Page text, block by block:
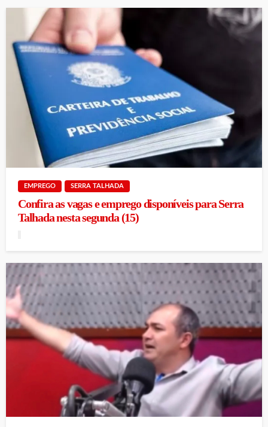
EMPREGO SERRA TALHADA
Confira as vagas e emprego disponíveis para Serra
Talhada nesta segunda (15)